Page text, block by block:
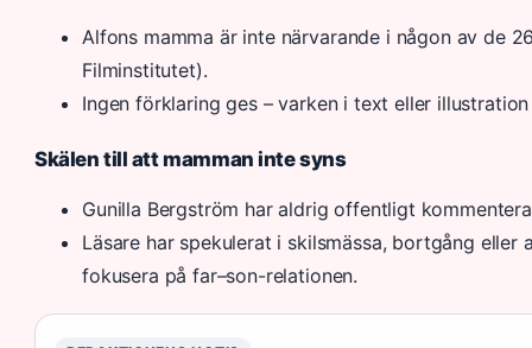
Alfons mamma är inte närvarande i någon av de
Filminstitutet).
Ingen förklaring ges – varken i text eller
Skälen till att mamman inte syns
Gunilla Bergström har aldrig offentligt
Läsare har spekulerat i skilsmässa, bortgång
fokusera på far–son-relationen.